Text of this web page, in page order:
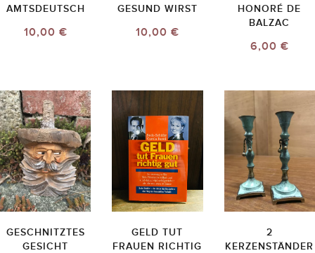
AMTSDEUTSCH
10,00 €
GESUND WIRST
10,00 €
HONORÉ DE
BALZAC
6,00 €
GESCHNITZTES
GESICHT
GELD TUT
FRAUEN RICHTIG
2
KERZENSTÄNDER